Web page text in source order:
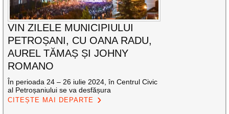
VIN ZILELE MUNICIPIULUI
PETROȘANI, CU OANA RADU,
AUREL TĂMAȘ ȘI JOHNY
ROMANO
În perioada 24 – 26 iulie 2024, în Centrul Civic
al Petroșaniului se va desfășura
CITEȘTE MAI DEPARTE